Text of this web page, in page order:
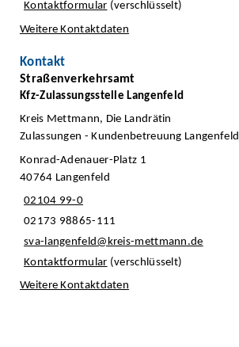
Kontaktformular (verschlüsselt)
Weitere Kontaktdaten
Kontakt
Straßenverkehrsamt
Kfz-Zulassungsstelle Langenfeld
Kreis Mettmann, Die Landrätin
Zulassungen - Kundenbetreuung Langenfeld
Konrad-Adenauer-Platz 1
40764 Langenfeld
02104 99-0
02173 98865-111
sva-langenfeld@kreis-mettmann.de
Kontaktformular (verschlüsselt)
Weitere Kontaktdaten